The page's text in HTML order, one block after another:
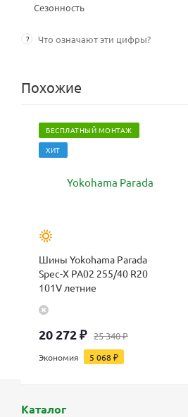
Сезонность
? Что означают эти цифры?
Похожие
БЕСПЛАТНЫЙ МОНТАЖ
ХИТ
Шины Yokohama Parada
Spec-X PA02 255/40 R20
101V летние
20 272₽ 25 340₽
Экономия 5 068 ₽
Каталог